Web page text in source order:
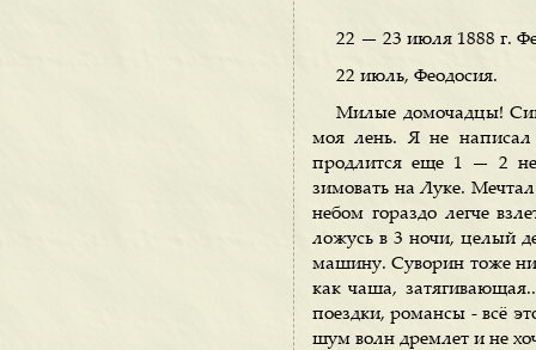
22 — 23 июля 1888 г.
22 июль, Феодосия.
Милые домочадцы!
моя лень. Я не
продлится еще 1 — 2
зимовать на Луке.
небом гораздо легче
ложусь в 3 ночи, целый
машину. Суворин тоже
как чаша,
поездки, романсы - всё
шум волн дремлет и не